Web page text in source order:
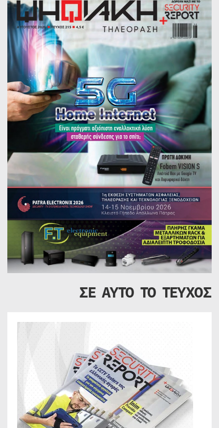
ΣΕ ΑΥΤΟ ΤΟ ΤΕΥΧΟΣ